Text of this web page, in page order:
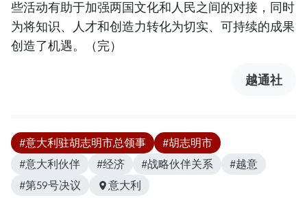
些活动有助于加强两国文化和人民之间的对接，同时
为将知识、人才和创造力转化为切实、可持续的成果
创造了机遇。（完）
越通社
#意大利驻胡志明市总领事
#胡志明市
#意大利伙伴
#经济 #战略伙伴关系
#越意
#第59号决议
意大利